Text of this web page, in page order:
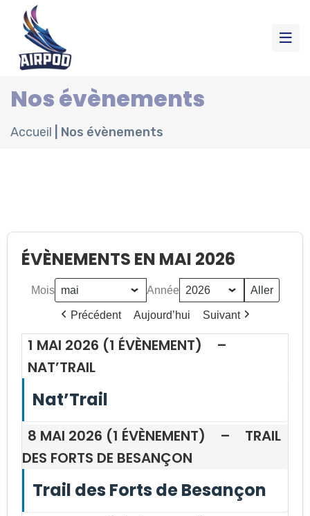
Nos évènements
Accueil Nos évènements
ÉVÈNEMENTS EN MAI 2026
Mois Année
Précédent Aujourd’hui Suivant
1 MAI 2026 (1 ÉVÈNEMENT)
–
NAT’TRAIL
Nat’Trail
8 MAI 2026 (1 ÉVÈNEMENT) –
TRAIL
DES FORTS DE BESANÇON
Trail des Forts de Besançon